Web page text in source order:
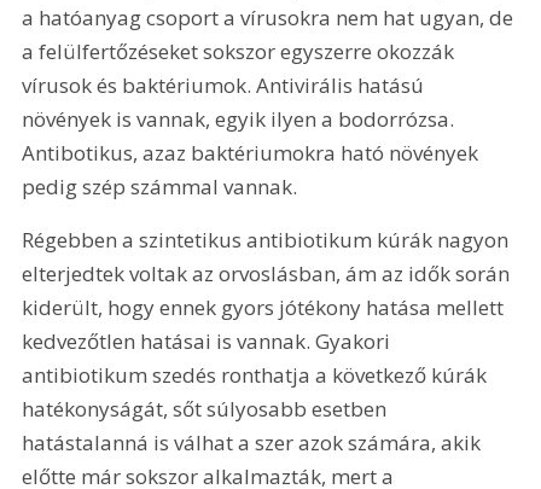
a hatóanyag csoport a vírusokra nem hat ugyan, de
a felülfertőzéseket sokszor egyszerre okozzák
vírusok és baktériumok. Antivirális hatású
növények is vannak, egyik ilyen a bodorrózsa.
Antibotikus, azaz baktériumokra ható növények
pedig szép számmal vannak.
Régebben a szintetikus antibiotikum kúrák nagyon
elterjedtek voltak az orvoslásban, ám az idők során
kiderült, hogy ennek gyors jótékony hatása mellett
kedvezőtlen hatásai is vannak. Gyakori
antibiotikum szedés ronthatja a következő kúrák
hatékonyságát, sőt súlyosabb esetben
hatástalanná is válhat a szer azok számára, akik
előtte már sokszor alkalmazták, mert a